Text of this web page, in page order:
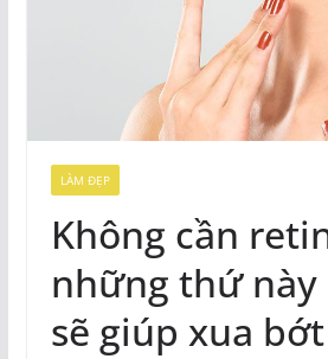
LÀM ĐẸP
Không cần
những thứ này
sẽ giúp xua